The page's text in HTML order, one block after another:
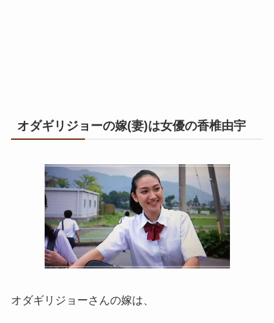
オダギリジョーの嫁(妻)は女優の香椎由宇
オダギリジョーさんの嫁は、